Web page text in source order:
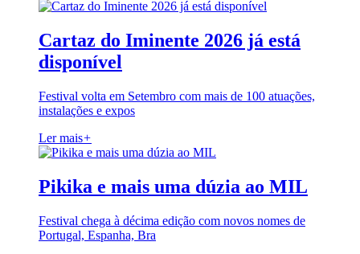
Cartaz do Iminente 2026 já está
disponível
Festival volta em Setembro com mais de 100 atuações,
instalações e expos
Ler mais+
Pikika e mais uma dúzia ao MIL
Festival chega à décima edição com novos nomes de
Portugal, Espanha, Bra